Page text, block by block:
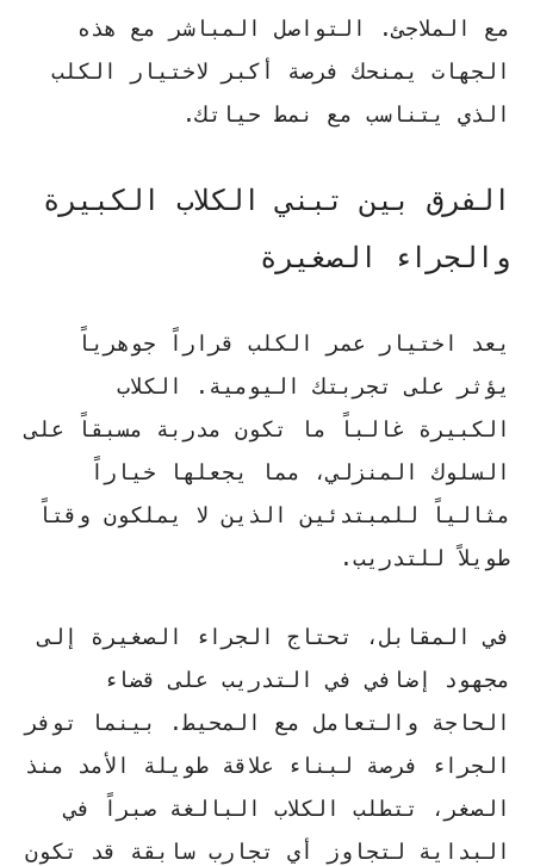
مع الملاجئ.
التواصل المباشر
مع هذه
الجهات يمنحك فرصة أكبر لاختيار الكلب
الذي يتناسب مع نمط حياتك.
الفرق بين تبني الكلاب الكبيرة
والجراء الصغيرة
يعد اختيار عمر الكلب قراراً جوهرياً
يؤثر على تجربتك اليومية. الكلاب
الكبيرة غالباً ما تكون مدربة مسبقاً على
السلوك المنزلي، مما يجعلها خياراً
مثالياً للمبتدئين الذين لا يملكون وقتاً
طويلاً للتدريب.
في المقابل، تحتاج الجراء الصغيرة إلى
مجهود إضافيفي التدريب على قضاء
الحاجة والتعامل مع المحيط. بينما توفر
الجراء فرصة لبناء علاقة طويلة الأمد منذ
الصغر، تتطلب الكلاب البالغة صبراً في
البداية لتجاوز أي تجارب سابقة قد تكون